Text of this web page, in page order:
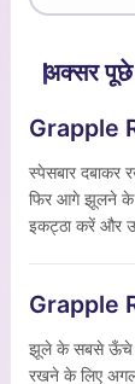
अक्सर पूछे
Grapple
स्पेसबार दबाकर
फिर आगे झूलने के
इकट्ठा करें और
Grapple
झूले के सबसे ऊँचे
रखने के लिए